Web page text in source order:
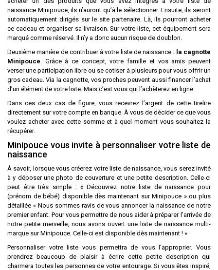
naissance Minipouce, ils n’auront qu’à le sélectionner. Ensuite, ils seront
automatiquement dirigés sur le site partenaire. Là, ils pourront acheter
ce cadeau et organiser sa livraison. Sur votre liste, cet équipement sera
marqué comme réservé. Il n’y a donc aucun risque de doublon.
Deuxième manière de contribuer à votre liste de naissance : la cagnotte
Minipouce. Grâce à ce concept, votre famille et vos amis peuvent
verser une participation libre ou se cotiser à plusieurs pour vous offrir un
gros cadeau. Via la cagnotte, vos proches peuvent aussi financer l’achat
d’un élément de votre liste. Mais c’est vous qui l’achèterez en ligne.
Dans ces deux cas de figure, vous recevrez l’argent de cette tirelire
directement sur votre compte en banque. À vous de décider ce que vous
voulez acheter avec cette somme et à quel moment vous souhaitez la
récupérer.
Minipouce vous invite à personnaliser votre liste de
naissance
À savoir, lorsque vous créerez votre liste de naissance, vous serez invité
à y déposer une photo de couverture et une petite description. Celle-ci
peut être très simple : « Découvrez notre liste de naissance pour
(prénom de bébé) disponible dès maintenant sur Minipouce » ou plus
détaillée « Nous sommes ravis de vous annoncer la naissance de notre
premier enfant. Pour vous permettre de nous aider à préparer l’arrivée de
notre petite merveille, nous avons ouvert une liste de naissance multi-
marque sur Minipouce. Celle-ci est disponible dès maintenant ! »
Personnaliser votre liste vous permettra de vous l’approprier. Vous
prendrez beaucoup de plaisir à écrire cette petite description qui
charmera toutes les personnes de votre entourage. Si vous êtes inspiré,